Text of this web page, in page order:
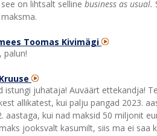
on lihtsalt selline business as usual.
Toomas Kivimägi
palun!
istungi juhataja! Auväärt ettekandja!
allikatest, kui palju pangad 2023.
aastaga, kui nad maksid 50 miljonit
jooksvalt kasumilt, siis ma ei saa